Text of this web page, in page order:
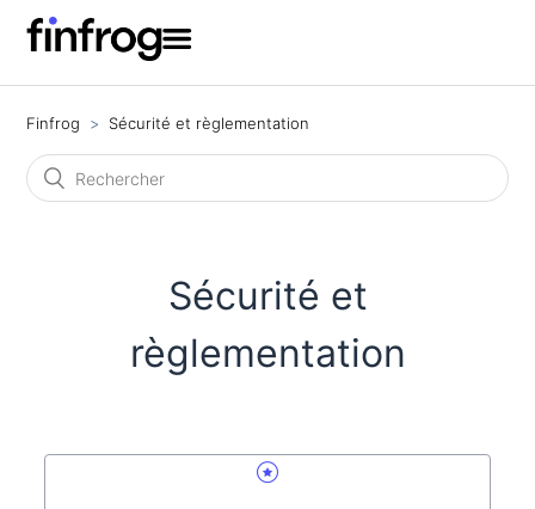
Finfrog Sécurité et règlementation
Sécurité et
règlementation